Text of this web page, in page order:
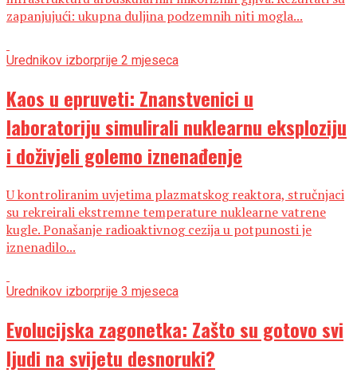
zapanjujući: ukupna duljina podzemnih niti mogla...
Urednikov izborprije 2 mjeseca
Kaos u epruveti: Znanstvenici u
laboratoriju simulirali nuklearnu eksploziju
i doživjeli golemo iznenađenje
U kontroliranim uvjetima plazmatskog reaktora, stručnjaci
su rekreirali ekstremne temperature nuklearne vatrene
kugle. Ponašanje radioaktivnog cezija u potpunosti je
iznenadilo...
Urednikov izborprije 3 mjeseca
Evolucijska zagonetka: Zašto su gotovo svi
ljudi na svijetu desnoruki?